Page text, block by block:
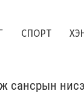
СПОРТ
сансрын